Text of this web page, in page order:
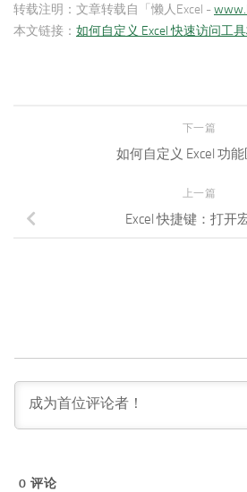
转载注明： 文章转载自「懒人Excel -
本文链接： 如何自定义 Excel 快速访问工
下一篇
如何自定义 Excel 功能
上一篇
Excel 快捷键：打开
0 评论